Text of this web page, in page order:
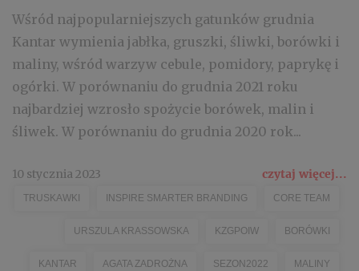
Wśród najpopularniejszych gatunków grudnia
Kantar wymienia jabłka, gruszki, śliwki, borówki i
maliny, wśród warzyw cebule, pomidory, paprykę i
ogórki. W porównaniu do grudnia 2021 roku
najbardziej wzrosło spożycie borówek, malin i
śliwek. W porównaniu do grudnia 2020 rok...
10 stycznia 2023 czytaj więcej...
TRUSKAWKI INSPIRE SMARTER BRANDING CORE TEAM
URSZULA KRASSOWSKA KZGPOIW BORÓWKI
KANTAR AGATA ZADROŻNA SEZON2022 MALINY